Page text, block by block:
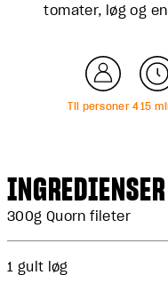
tomater, løg og
Til personer415
INGREDIENSER
300g Quorn fileter
1 gult løg